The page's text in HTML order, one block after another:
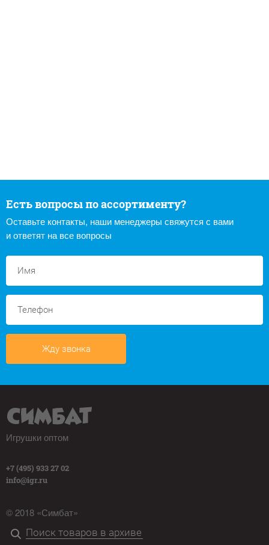
Есть вопросы по ассортименту?
Оставьте контакты, наши менеджеры свяжутся с вами
и ответят на все вопросы
Жду звонка
Игрушки оптом
+7 (495) 933 27 02
info@igr.ru
© 2018 «Симбат»